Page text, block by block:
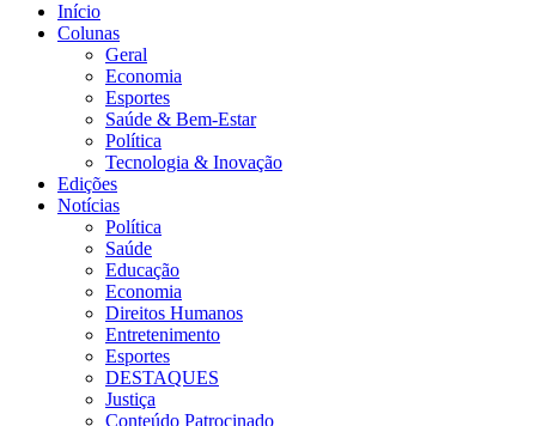
Início
Colunas
Geral
Economia
Esportes
Saúde & Bem-Estar
Política
Tecnologia & Inovação
Edições
Notícias
Política
Saúde
Educação
Economia
Direitos Humanos
Entretenimento
Esportes
DESTAQUES
Justiça
Conteúdo Patrocinado